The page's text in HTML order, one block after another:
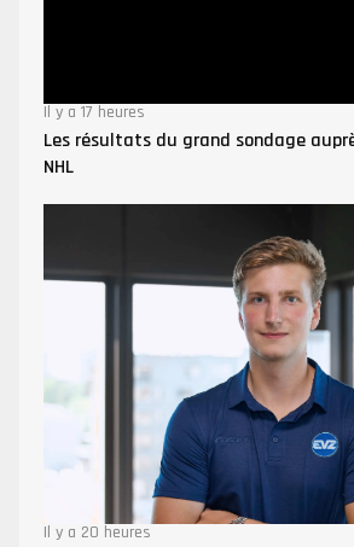
Il y a 17 heures
Les résultats du grand sondage
NHL
Il y a 20 heures